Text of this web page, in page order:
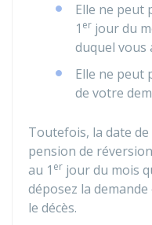
Elle ne peut
1 er jour du
duquel vous
Elle ne peut
de votre
Toutefois, la date
pension de
au 1 er jour du mois
déposez la
le décès.